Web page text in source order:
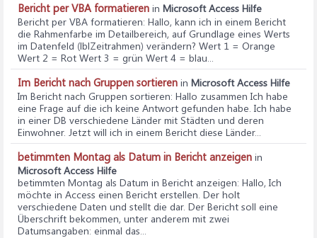
Bericht per VBA formatieren in Microsoft Access Hilfe
Bericht per VBA formatieren: Hallo, kann ich in einem Bericht
die Rahmenfarbe im Detailbereich, auf Grundlage eines Werts
im Datenfeld (lblZeitrahmen) verändern? Wert 1 = Orange
Wert 2 = Rot Wert 3 = grün Wert 4 = blau...
Im Bericht nach Gruppen sortieren in Microsoft Access Hilfe
Im Bericht nach Gruppen sortieren: Hallo zusammen Ich habe
eine Frage auf die ich keine Antwort gefunden habe. Ich habe
in einer DB verschiedene Länder mit Städten und deren
Einwohner. Jetzt will ich in einem Bericht diese Länder...
betimmten Montag als Datum in Bericht anzeigen in
Microsoft Access Hilfe
betimmten Montag als Datum in Bericht anzeigen: Hallo, Ich
möchte in Access einen Bericht erstellen. Der holt
verschiedene Daten und stellt die dar. Der Bericht soll eine
Überschrift bekommen, unter anderem mit zwei
Datumsangaben: einmal das...